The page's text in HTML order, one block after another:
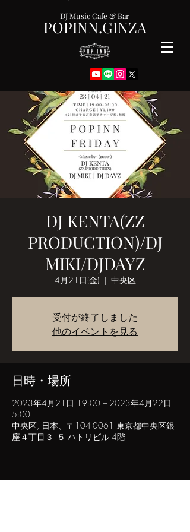
POPINN.GINZA
DJ Music Cafe & Bar
DJ KENTA(ZZ
PRODUCTION)/DJ
MIKI/DJDAYZ
4月21日(金)
  |
中央区
受付が終了しました
他のイベントを見る
日時・場所
2023年4月21日 19:00 – 2023年4月22日
5:00
中央区, 日本、〒104-0061 東京都中央区銀
座４丁目３−５ ハトリビル 4階